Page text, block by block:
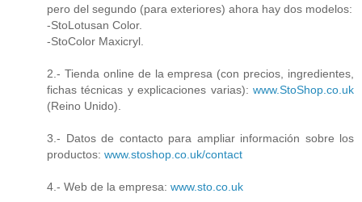
pero del segundo (para exteriores) ahora hay dos modelos:
-StoLotusan Color.
-StoColor Maxicryl.
2.- Tienda online de la empresa (con precios, ingredientes,
fichas técnicas y explicaciones varias): www.StoShop.co.uk
(Reino Unido).
3.- Datos de contacto para ampliar información sobre los
productos: www.stoshop.co.uk/contact
4.- Web de la empresa: www.sto.co.uk